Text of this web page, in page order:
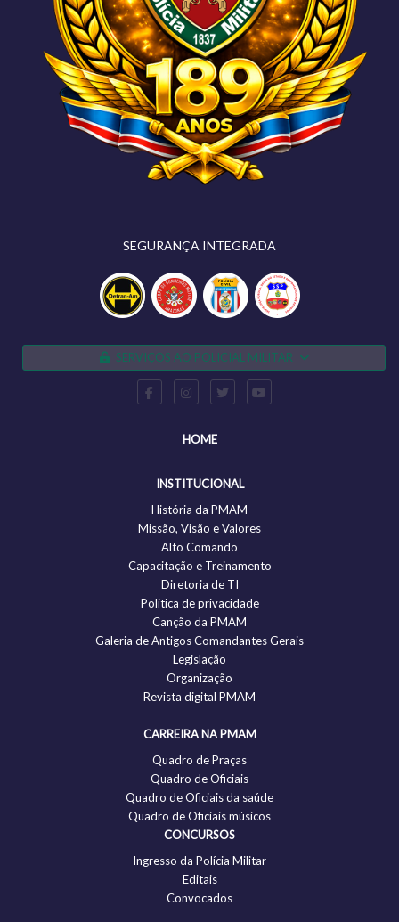
SEGURANÇA INTEGRADA
SERVIÇOS AO POLICIAL MILITAR
HOME
INSTITUCIONAL
História da PMAM
Missão, Visão e Valores
Alto Comando
Capacitação e Treinamento
Diretoria de TI
Politica de privacidade
Canção da PMAM
Galeria de Antigos Comandantes Gerais
Legislação
Organização
Revista digital PMAM
CARREIRA NA PMAM
Quadro de Praças
Quadro de Oficiais
Quadro de Oficiais da saúde
Quadro de Oficiais músicos
CONCURSOS
Ingresso da Polícia Militar
Editais
Convocados